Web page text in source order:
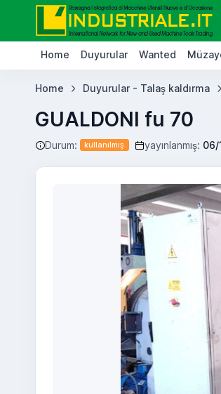
Home Duyurular Wanted
Home Duyurular - Talaş kaldırma
GUALDONI fu 70
Durum: kullanılmış yayınlanmış: 06/